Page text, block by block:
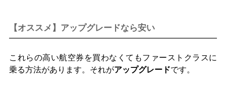
【オススメ】アップグレードなら安い
これらの高い航空券を買わなくてもファーストクラスに
乗る方法があります。それがアップグレードです。